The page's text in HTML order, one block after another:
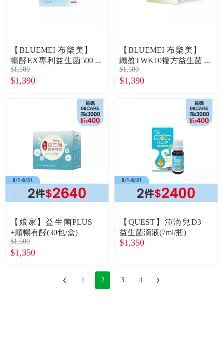
【BLUEMEI 布樂美】
暢酵EX專利益生菌500
億菌（30包/盒）廠商直
送
$1,580
$1,390
【BLUEMEI 布樂美】
纖盈TWK10複方益生菌
膠囊（60顆/盒）廠商直
送
$1,580
$1,390
【娘家】益生菌PLUS
+順暢有酵(30包/盒)
$1,500
$1,350
【QUEST】沛滴兒D3
益生菌滴液(7ml/瓶)
$1,350
1 2 3 4